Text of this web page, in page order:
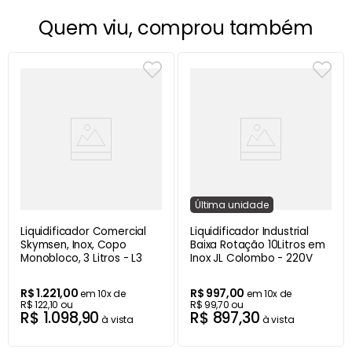
Quem viu, comprou também
Liquidificador Comercial
Skymsen, Inox, Copo
Monobloco, 3 Litros - L3
R$1.221,00em10x de
R$122,10 ou
R$ 1.098,90 à vista
Última unidade
Liquidificador Industrial
Baixa Rotação 10Litros em
Inox JL Colombo - 220V
R$ 997,00 em10x de
R$ 99,70ou
R$ 897,30 à vista